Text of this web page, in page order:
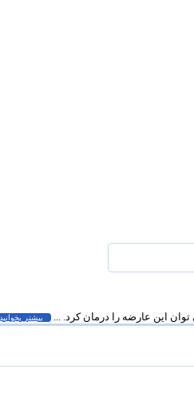
این عارضه را درمان کرد. ... بیشتر بخوانید